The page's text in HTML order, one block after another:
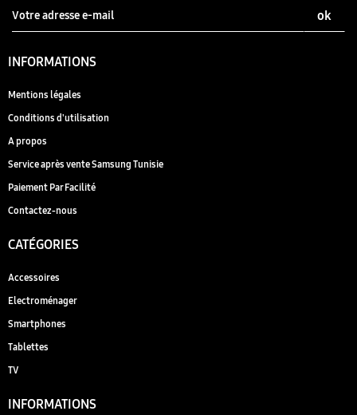
INFORMATIONS
Mentions légales
Conditions d'utilisation
A propos
Service après vente Samsung Tunisie
Paiement Par Facilité
Contactez-nous
CATÉGORIES
Accessoires
Electroménager
Smartphones
Tablettes
TV
INFORMATIONS